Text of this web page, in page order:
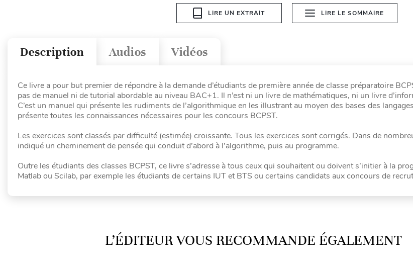
LIRE UN EXTRAIT LIRE LE SOMMAIRE
Vidéos
Audios
Description
Ce livre a pour but premier de répondre à la demande d’étudiants de première année de classe préparatoire
pas de manuel ni de tutorial abordable au niveau BAC+1. Il n’est ni un livre de mathématiques, ni un livre
C’est un manuel qui présente les rudiments de l’algorithmique en les illustrant au moyen des bases des
présente toutes les connaissances nécessaires pour les concours BCPST.
Les exercices sont classés par difficulté (estimée) croissante. Tous les exercices sont corrigés. Dans de
indiqué un cheminement de pensée qui conduit d’abord à l’algorithme, puis au programme.
Outre les étudiants des classes BCPST, ce livre s’adresse à tous ceux qui souhaitent ou doivent s’initier à la
Matlab ou Scilab, par exemple les étudiants de certains IUT et BTS ou certains candidats aux concours de
L’ÉDITEUR VOUS RECOMMANDE ÉGALEMENT